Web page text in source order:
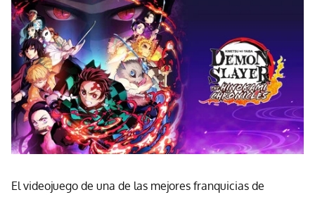
El videojuego de una de las mejores franquicias de